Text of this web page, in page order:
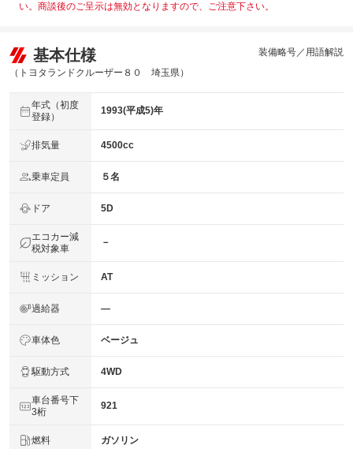
い。商談後のご呈示は無効となりますので、ご注意下さい。
基本仕様
（トヨタランドクルーザー８０ 埼玉県）
装備略号／用語解説
年式（初度
登録）
1993(平成5)年
排気量 4500cc
乗車定員 ５名
ドア 5D
エコカー減
税対象車
－
ミッション AT
過給器 ―
車体色 ベージュ
駆動方式 4WD
車台番号下
3桁
921
燃料 ガソリン